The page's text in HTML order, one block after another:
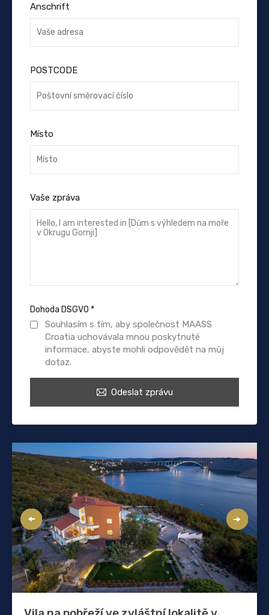
Anschrift
POSTCODE
Místo
Vaše zpráva
Dohoda DSGVO *
Souhlasím s tím, aby společnost MAASS
Croatia uchovávala mnou poskytnuté
informace, abyste mohli odpovědět na můj
dotaz.
Odeslat zprávu